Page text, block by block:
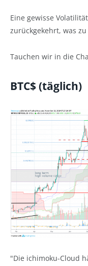
Eine gewisse
zurückgekehrt, was
Tauchen wir in die
BTC$ (täglich)
"Die ichimoku-Cloud